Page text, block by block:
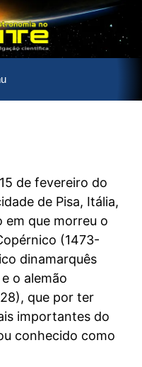
de fevereiro do
de Pisa, Itália,
em que morreu o
(1473-
dinamarquês
o alemão
que por ter
importantes do
conhecido como